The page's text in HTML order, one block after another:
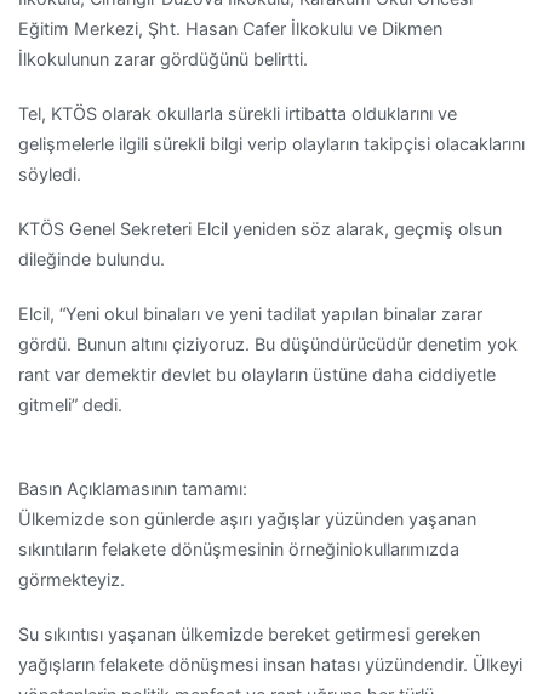
Eğitim Merkezi, Şht. Hasan Cafer İlkokulu ve Dikmen
İlkokulunun zarar gördüğünü belirtti.
Tel, KTÖS olarak okullarla sürekli irtibatta olduklarını ve
gelişmelerle ilgili sürekli bilgi verip olayların takipçisi olacaklarını
söyledi.
KTÖS Genel Sekreteri Elcil yeniden söz alarak, geçmiş olsun
dileğinde bulundu.
Elcil, “Yeni okul binaları ve yeni tadilat yapılan binalar zarar
gördü. Bunun altını çiziyoruz. Bu düşündürücüdür denetim yok
rant var demektir devlet bu olayların üstüne daha ciddiyetle
gitmeli” dedi.
Basın Açıklamasının tamamı:
Ülkemizde son günlerde aşırı yağışlar yüzünden yaşanan
sıkıntıların felakete dönüşmesinin örneğiniokullarımızda
görmekteyiz.
Su sıkıntısı yaşanan ülkemizde bereket getirmesi gereken
yağışların felakete dönüşmesi insan hatası yüzündendir. Ülkeyi